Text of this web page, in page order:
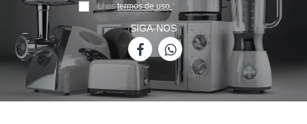
Li ostermos de uso *
SIGA-NOS